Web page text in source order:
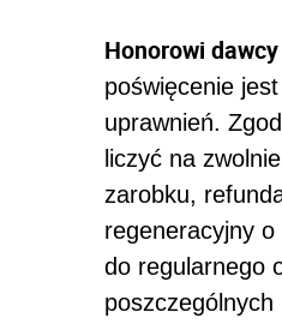
Honorowi
poświęcenie
uprawnień.
liczyć na
zarobku,
regeneracyjny
do regularnego